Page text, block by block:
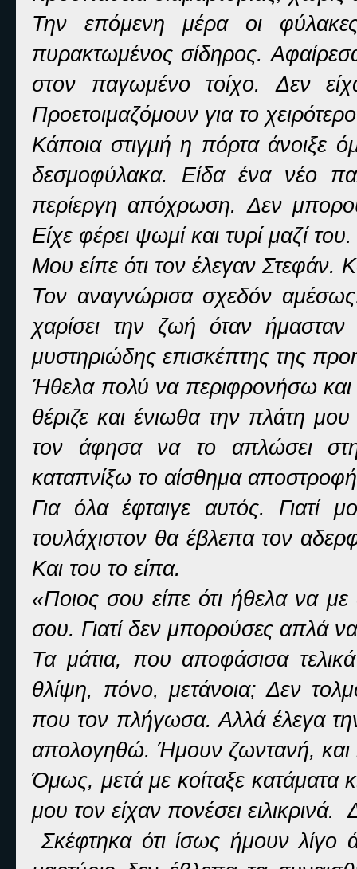
Την επόμενη μέρα οι
πυρακτωμένος σίδηρος.
στον παγωμένο τοίχο. Δεν
Προετοιμαζόμουν για το
Κάποια στιγμή η πόρτα άνοιξε
δεσμοφύλακα. Είδα ένα νέο
περίεργη απόχρωση. Δεν
Είχε φέρει ψωμί και τυρί μαζί
Μου είπε ότι τον έλεγαν Στεφάν.
Τον αναγνώρισα σχεδόν
χαρίσει την ζωή όταν
μυστηριώδης επισκέπτης της
Ήθελα πολύ να περιφρονήσω
θέριζε και ένιωθα την πλάτη
τον άφησα να το απλώσει
καταπνίξω το αίσθημα
Για όλα έφταιγε αυτός. Γιατί
τουλάχιστον θα έβλεπα τον
Και του το είπα.
«Ποιος σου είπε ότι ήθελα να
σου. Γιατί δεν μπορούσες απλά
Τα μάτια, που αποφάσισα
θλίψη, πόνο, μετάνοια; Δεν
που τον πλήγωσα. Αλλά έλεγα
απολογηθώ. Ήμουν ζωντανή, και
Όμως, μετά με κοίταξε κατάματα
μου τον είχαν πονέσει ειλικρινά.
Σκέφτηκα ότι ίσως ήμουν